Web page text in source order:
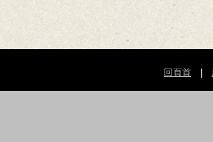
回頁首